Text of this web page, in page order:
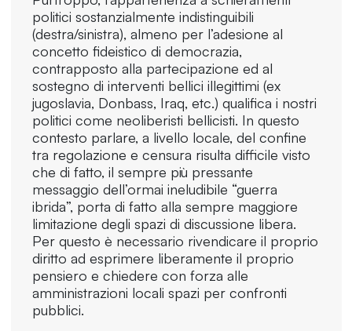
politici sostanzialmente indistinguibili
(destra/sinistra), almeno per l’adesione al
concetto fideistico di democrazia,
contrapposto alla partecipazione ed al
sostegno di interventi bellici illegittimi (ex
jugoslavia, Donbass, Iraq, etc.) qualifica i nostri
politici come neoliberisti bellicisti. In questo
contesto parlare, a livello locale, del confine
tra regolazione e censura risulta difficile visto
che di fatto, il sempre più pressante
messaggio dell’ormai ineludibile “guerra
ibrida”, porta di fatto alla sempre maggiore
limitazione degli spazi di discussione libera.
Per questo è necessario rivendicare il proprio
diritto ad esprimere liberamente il proprio
pensiero e chiedere con forza alle
amministrazioni locali spazi per confronti
pubblici.